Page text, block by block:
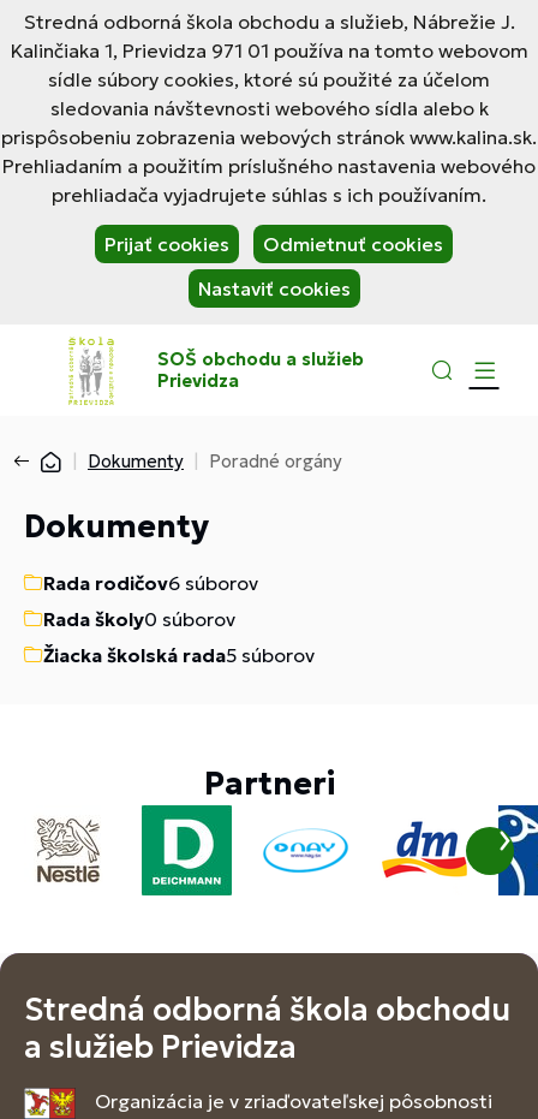
Stredná odborná škola obchodu a služieb, Nábrežie J.
Kalinčiaka 1, Prievidza 971 01 používa na tomto webovom
sídle súbory cookies, ktoré sú použité za účelom
sledovania návštevnosti webového sídla alebo k
prispôsobeniu zobrazenia webových stránok www.kalina.sk.
Prehliadaním a použitím príslušného nastavenia webového
prehliadača vyjadrujete súhlas s ich používaním.
Prijať cookies
Odmietnuť cookies
Nastaviť cookies
SOŠ obchodu a služieb
Prievidza
Dokumenty Poradné orgány
Dokumenty
Rada rodičov6 súborov
Rada školy0 súborov
Žiacka školská rada5 súborov
Partneri
Stredná odborná škola obchodu
a služieb Prievidza
Organizácia je v zriaďovateľskej pôsobnosti